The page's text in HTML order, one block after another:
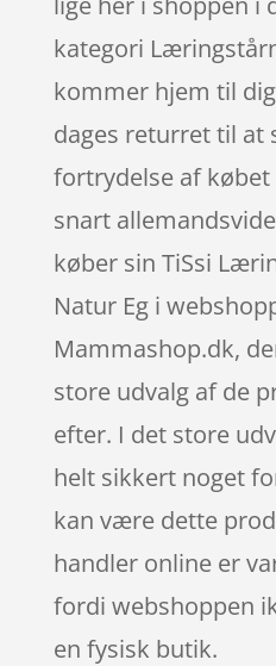
kategori
kommer hjem til
dages returret til at
fortrydelse af
snart
køber sin TiSsi
Natur Eg i
Mammashop.dk,
store udvalg af de
efter. I det store
helt sikkert noget
kan være dette
handler online er
fordi webshoppen
en fysisk butik.